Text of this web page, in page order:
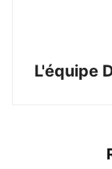
L'équipe